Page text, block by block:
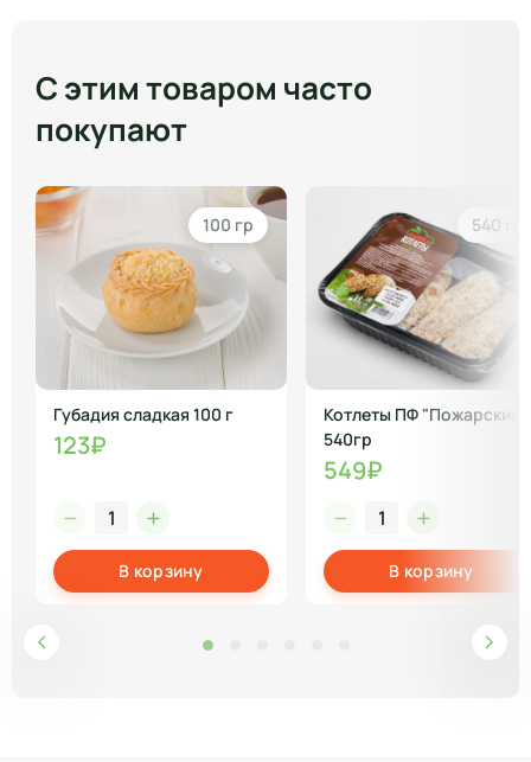
С этим товаром часто
покупают
100 гр
Губадия сладкая 100 г
123₽
В корзину
540 гр
Котлеты ПФ "Пожарские"
540гр
549₽
В корзину